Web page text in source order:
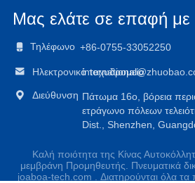
Μας ελάτε σε επαφή με
 Τηλέφωνο +86-0755-33052250
 Ηλεκτρονικό ταχυδρομείο
 Διεύθυνση Πάτωμα 16ο, βόρεια
ετράγωνο πόλεων
Dist., Shenzhen,
Καλή ποιότητα της Κίνας
μεμβράνη Προμηθευτής. Πνευματικά
joaboa-tech.com . Διατηρούνται όλα τα